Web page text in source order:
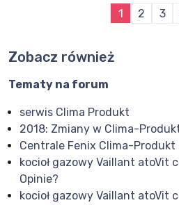
1 2 3
Zobacz również
Tematy na forum
serwis Clima Produkt
2018: Zmiany w Clima-
Centrale Fenix Clima-Produkt
kocioł gazowy Vaillant atoVit
Opinie?
kocioł gazowy Vaillant atoVit